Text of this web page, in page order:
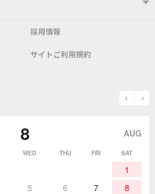
自動はんだ送り装置
デモ機貸し出しサービス
SDS(MSDS)製品
社長あいさつ
採用情報
サイトご利用規約
prev
8 AUG
WED THU FRI SAT
1
5 6 7
8